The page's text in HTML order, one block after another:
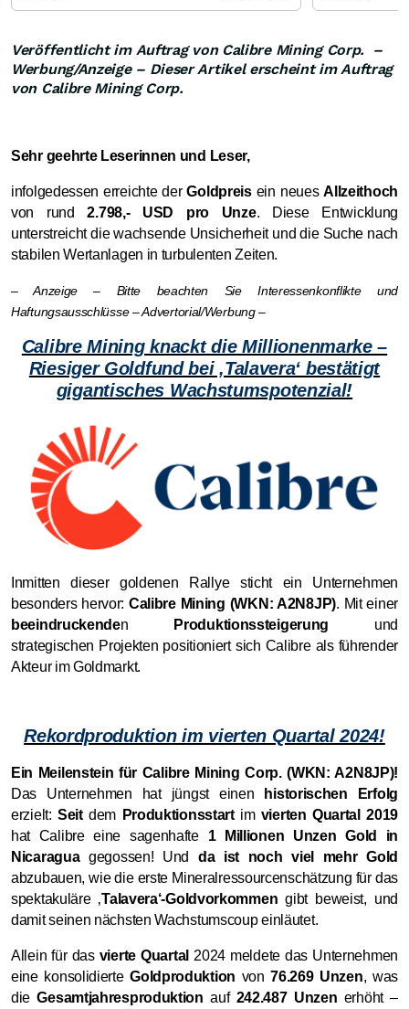
Veröffentlicht im Auftrag von Calibre Mining Corp. –
Werbung/Anzeige – Dieser Artikel erscheint im Auftrag
von Calibre Mining Corp.
Sehr geehrte Leserinnen und Leser,
infolgedessen erreichte derGoldpreisein neuesAllzeithoch
von rund2.798,- USD pro Unze. Diese Entwicklung
unterstreicht die wachsende Unsicherheit und die Suche nach
stabilen Wertanlagen in turbulenten Zeiten.
– Anzeige – Bitte beachten Sie Interessenkonflikte und
Haftungsausschlüsse – Advertorial/Werbung –
Calibre Mining knackt die Millionenmarke –
Riesiger Goldfund bei ‚Talavera‘ bestätigt
gigantisches Wachstumspotenzial!
Inmitten dieser goldenen Rallye sticht ein Unternehmen
besonders hervor: Calibre Mining (WKN: A2N8JP). Mit einer
beeindruckenden Produktionssteigerung und
strategischen Projekten positioniert sich Calibre als führender
Akteur im Goldmarkt.
Rekordproduktion im vierten Quartal 2024!
Ein Meilenstein für Calibre Mining Corp. (WKN: A2N8JP)!
Das Unternehmen hat jüngst einen
historischen Erfolg
erzielt: Seitdem Produktionsstartim vierten Quartal 2019
hat Calibre eine sagenhafte 1 Millionen Unzen Gold in
Nicaraguagegossen! Und da ist noch viel mehr Gold
abzubauen, wie die erste Mineralressourcenschätzung für das
spektakuläre ‚Talavera‘-Goldvorkommen gibt beweist, und
damit seinen nächsten Wachstumscoup einläutet.
Allein für das vierte Quartal 2024 meldete das Unternehmen
eine konsolidierteGoldproduktion von76.269 Unzen, was
dieGesamtjahresproduktion auf 242.487 Unzen erhöht –